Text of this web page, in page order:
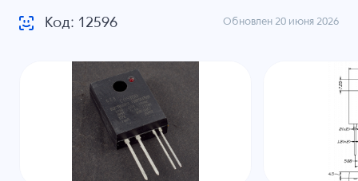
Код: 12596 Обновлен 20 июня 2026